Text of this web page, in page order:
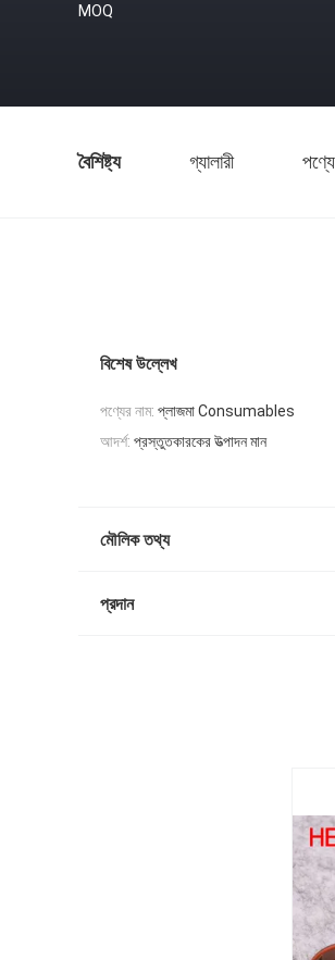
MOQ
বৈশিষ্ট্য গ্যালারী
বিশেষ উল্লেখ
পণ্যের নাম: প্লাজমা Consumables
আদর্শ: প্রস্তুতকারকের উত্পাদন মান
মৌলিক তথ্য
প্রদান